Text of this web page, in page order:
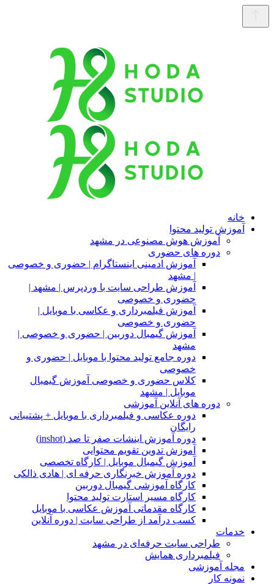
خانه
آموزش تولید محتوا
آموزش هوش مصنوعی در مشهد
دوره های حضوری
آموزش ادمینی اینستاگرام | حضوری و خصوصی
| مشهد
آموزش طراحی سایت با وردپرس | مشهد |
حضوری و خصوصی
آموزش فیلمبرداری و عکاسی با موبایل |
حضوری و خصوصی
آموزش گیمبال دوربین | حضوری و خصوصی |
مشهد
دوره جامع تولید محتوا با موبایل | حضوری و
خصوصی
کلاس حضوری و خصوصی آموزش گیمبال
موبایل | مشهد
دوره های آنلاین آموزشی
دوره عکاسی و فیلمبرداری با موبایل + پشتیبانی
رایگان
دوره آموزش اینشات صفر تا صد (inshot)
آموزش تدوین تقویم محتوایی
آموزش گیمبال موبایل | کارگاه تخصصی
دوره آموزش خبرنگاری حرفه ای | هادی ذالکی
کارگاه آموزشی گیمبال دوربین
کارگاه مسیر استارت تولید محتوا
کارگاه مقدماتی آموزش عکاسی با موبایل
کسب درآمد از طراحی سایت | دوره آنلاین
خدمات
طراحی سایت حرفه‌ای در مشهد
فیلمبرداری همایش
مجله آموزشی
نمونه کار